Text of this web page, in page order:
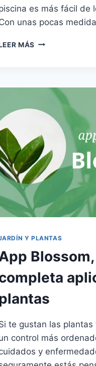
es más fácil de
unas pocas
MÁS CÓMO
AGUA
UNA
PISCINA
Y
QUÉ
APPS
PUEDEN
AYUDARTE
Y PLANTAS
te gustan las plantas
control más
y